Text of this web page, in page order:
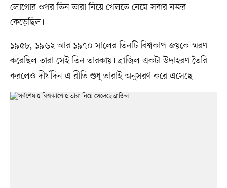
লোগোর ওপর তিন তারা নিয়ে খেলতে নেমে সবার নজর
কেড়েছিল।
১৯৫৮, ১৯৬২ আর ১৯৭০ সালের তিনটি বিশ্বকাপ জয়কে স্মরণ
করেছিল তারা সেই তিন তারকায়। ব্রাজিল একটা উদাহরণ তৈরি
করলেও দীর্ঘদিন এ রীতি শুধু তারাই অনুসরণ করে এসেছে।